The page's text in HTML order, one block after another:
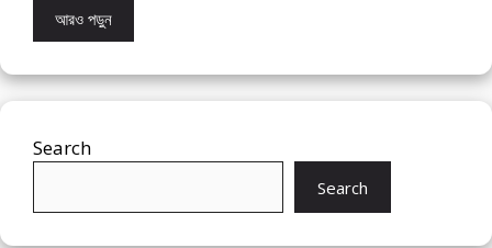
আরও পড়ুন
Search
Search